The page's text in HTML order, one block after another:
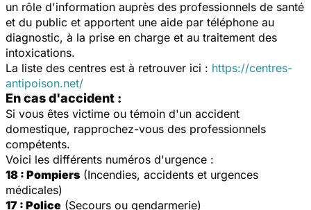
un rôle d'information auprès des professionnels de santé
et du public et apportent une aide par téléphone au
diagnostic, à la prise en charge et au traitement des
intoxications.
La liste des centres est à retrouver ici : https://centres-
antipoison.net/
En cas d'accident :
Si vous êtes victime ou témoin d'un accident
domestique, rapprochez-vous des professionnels
compétents.
Voici les différents numéros d'urgence :
18 : Pompiers (Incendies, accidents et urgences
médicales)
17 : Police (Secours ou gendarmerie)